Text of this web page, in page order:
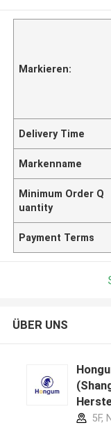
Markieren:
Delivery Time
Markenname
Minimum Order Q
uantity
Payment Terms
ÜBER UNS
5F,